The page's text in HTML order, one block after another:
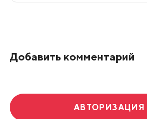
Добавить комментарий
АВТОРИЗАЦИЯ